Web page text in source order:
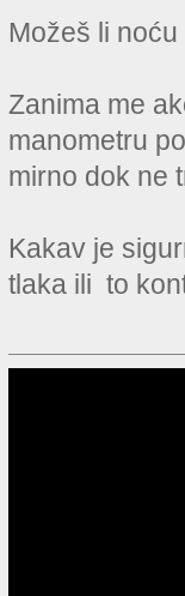
Možeš li
Zanima me
manometru
mirno dok ne
Kakav je
tlaka ili to